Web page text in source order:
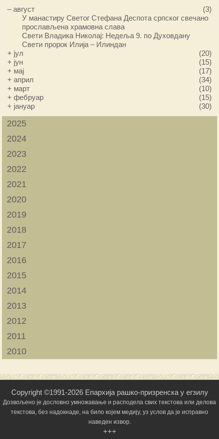
–август
(3)
У манастиру Светог Стефана Деспота српског свечано
прослављена храмовна слава
Свети Владика Николај: Недеља 9. по Духовдану
Свети пророк Илија – Илиндан
+ јул
(20)
+ јун
(15)
+ мај
(17)
+април
(34)
+ март
(10)
+фебруар
(15)
+ јануар (30)
2025
2024
2023
2022
2021
2020
2019
2018
2017
2016
2015
2014
2013
2012
2011
2010
Copyright ©1991-2026 Епархија рашко-призренска у егзилу
Дозвољено је дословно умножавање и расподела свих текстова или делова
текстова, без надокнаде, на било којем медију, уз услов да је исправно
наведен извор.
+++